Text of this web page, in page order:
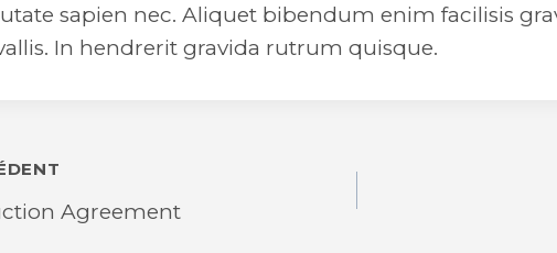
sapien nec. Aliquet bibendum enim facilisis
In hendrerit gravida rutrum quisque.
Agreement